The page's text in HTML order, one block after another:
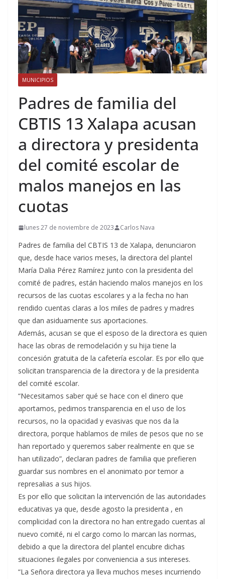
MUNICIPIOS
Padres de familia del
CBTIS 13 Xalapa acusan
a directora y presidenta
del comité escolar de
malos manejos en las
cuotas
lunes 27 de noviembre de 2023 Carlos Nava
Padres de familia del CBTIS 13 de Xalapa, denunciaron
que, desde hace varios meses, la directora del plantel
María Dalia Pérez Ramírez junto con la presidenta del
comité de padres, están haciendo malos manejos en los
recursos de las cuotas escolares y a la fecha no han
rendido cuentas claras a los miles de padres y madres
que dan asiduamente sus aportaciones.
Además, acusan se que el esposo de la directora es quien
hace las obras de remodelación y su hija tiene la
concesión gratuita de la cafetería escolar. Es por ello que
solicitan transparencia de la directora y de la presidenta
del comité escolar.
“Necesitamos saber qué se hace con el dinero que
aportamos, pedimos transparencia en el uso de los
recursos, no la opacidad y evasivas que nos da la
directora, porque hablamos de miles de pesos que no se
han reportado y queremos saber realmente en que se
han utilizado”, declaran padres de familia que prefieren
guardar sus nombres en el anonimato por temor a
represalias a sus hijos.
Es por ello que solicitan la intervención de las autoridades
educativas ya que, desde agosto la presidenta , en
complicidad con la directora no han entregado cuentas al
nuevo comité, ni el cargo como lo marcan las normas,
debido a que la directora del plantel encubre dichas
situaciones ilegales por conveniencia a sus intereses.
“La Señora directora ya lleva muchos meses incurriendo